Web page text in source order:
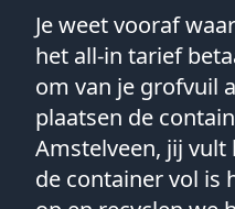
Je weet vooraf
het all-in tarief
om van je grofvuil
plaatsen de
Amstelveen, jij vult
de container vol is